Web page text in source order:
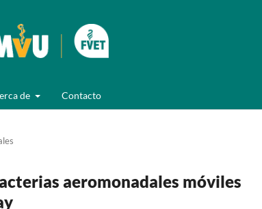
de Contacto
aeromonadales móviles